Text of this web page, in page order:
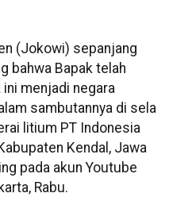
(Jokowi) sepanjang
bahwa Bapak telah
menjadi negara
sambutannya di sela
litium PT Indonesia
Kendal, Jawa
pada akun Youtube
Rabu.